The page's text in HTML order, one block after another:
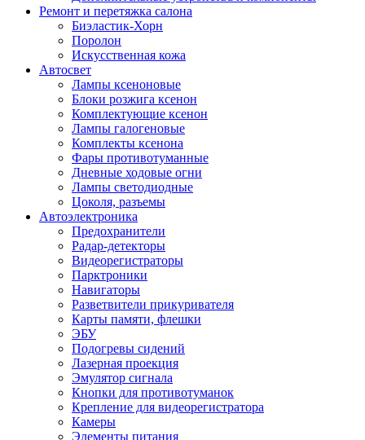
Ремонт и перетяжка салона
Биэластик-Хорн
Поролон
Искусственная кожа
Автосвет
Лампы ксеноновые
Блоки розжига ксенон
Комплектующие ксенон
Лампы галогеновые
Комплекты ксенона
Фары противотуманные
Дневные ходовые огни
Лампы светодиодные
Цоколя, разъемы
Автоэлектроника
Предохранители
Радар-детекторы
Видеорегистраторы
Парктроники
Навигаторы
Разветвители прикуривателя
Карты памяти, флешки
ЭБУ
Подогревы сидений
Лазерная проекция
Эмулятор сигнала
Кнопки для противотуманок
Крепление для видеорегистратора
Камеры
Элементы питания